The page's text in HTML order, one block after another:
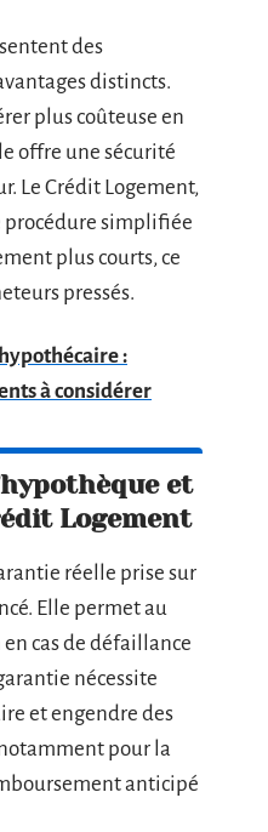
des
distincts.
plus coûteuse en
offre une sécurité
Le Crédit Logement,
simplifiée
plus courts, ce
pressés.
:
à considérer
et
Logement
réelle prise sur
Elle permet au
cas de défaillance
nécessite
et engendre des
pour la
anticipé